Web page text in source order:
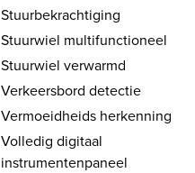
Stuurbekrachtiging
Stuurwiel multifunctioneel
Stuurwiel verwarmd
Verkeersbord detectie
Vermoeidheids herkenning
Volledig digitaal
instrumentenpaneel